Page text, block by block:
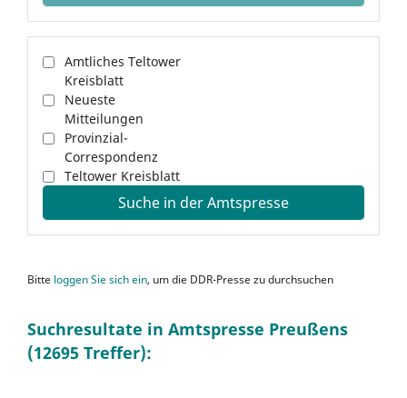
Amtliches Teltower
Kreisblatt
Neueste
Mitteilungen
Provinzial-
Correspondenz
Teltower Kreisblatt
Suche in der Amtspresse
Bitte loggen Sie sich ein, um die DDR-Presse zu durchsuchen
Suchresultate in Amtspresse Preußens
(12695 Treffer):